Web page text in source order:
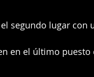
segundo lugar con
en el último